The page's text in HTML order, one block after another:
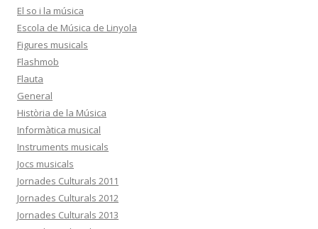
El so i la música
Escola de Música de Linyola
Figures musicals
Flashmob
Flauta
General
Història de la Música
Informàtica musical
Instruments musicals
Jocs musicals
Jornades Culturals 2011
Jornades Culturals 2012
Jornades Culturals 2013